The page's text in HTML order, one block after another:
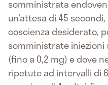
somministrata
un’attesa di 45
coscienza desiderato,
somministrate iniezioni
(fino a 0,2 mg) e dove
ripetute ad intervalli di